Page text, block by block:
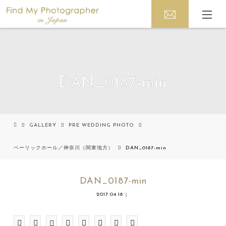
DAN_0187-min
GALLERY PRE WEDDING PHOTO
ベーリックホール／神奈川（関東地方） DAN_0187-min
DAN_0187-min
2017.04.18